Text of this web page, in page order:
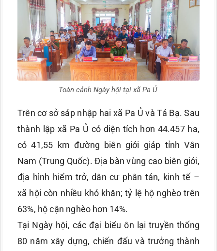
Toàn cảnh Ngày hội tại xã Pa Ủ
Trên cơ sở sáp nhập hai xã Pa Ủ và Tá Bạ. Sau
thành lập xã Pa Ủ có diện tích hơn 44.457 ha,
có 41,55 km đường biên giới giáp tỉnh Vân
Nam (Trung Quốc). Địa bàn vùng cao biên giới,
địa hình hiểm trở, dân cư phân tán, kinh tế –
xã hội còn nhiều khó khăn; tỷ lệ hộ nghèo trên
63%, hộ cận nghèo hơn 14%.
Tại Ngày hội, các đại biểu ôn lại truyền thống
80 năm xây dựng, chiến đấu và trưởng thành